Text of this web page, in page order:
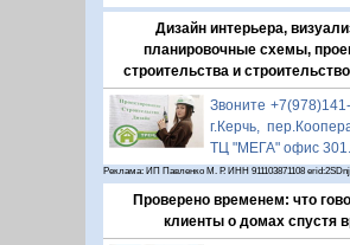
Дизайн интерьера,
планировочные схемы,
строительства и
Звоните
г.Керчь,
ТЦ "МЕГА" офис 301.
Реклама: ИП Павленко М. Р. ИНН 911103871108
Проверено временем: что
клиенты о домах спустя